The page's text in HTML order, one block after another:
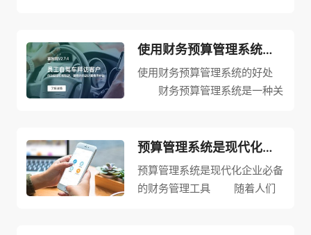
化系统。在传统的预算管理方式
中，常常存在人为疏漏、信息不
及时、数据不准确等问题，影响
使用财务预算管理系统的好处
使用财务预算管理系统的好处
财务预算管理系统是一种关
企业有效地支配财务资源，追求
合理的利润和可持续性的增长。
在现代商业环境中，使用财务预
预算管理系统是现代化企业必备的财务管理工具
预算管理系统是现代化企业必备
的财务管理工具 随着人们